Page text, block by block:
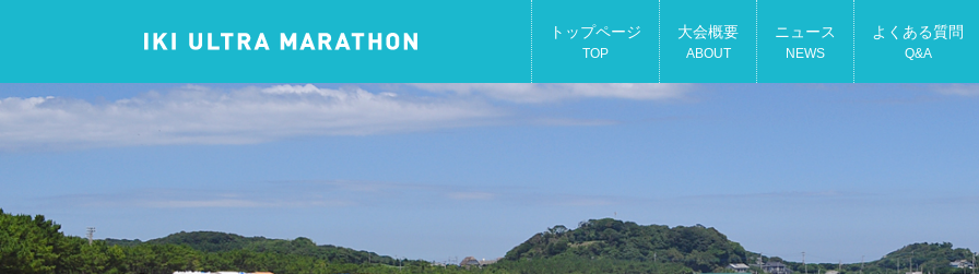
トップページ
TOP
大会概要
ABOUT
ニュース
NEWS
よくある質問
Q&A